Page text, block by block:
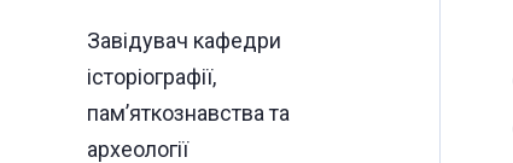
Завідувач кафедри
історіографії,
пам’яткознавства та
археології